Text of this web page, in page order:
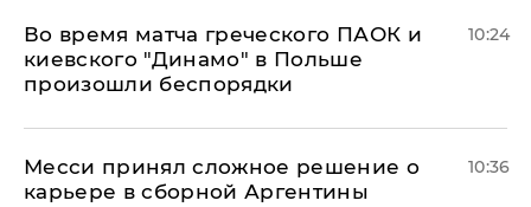
Во время матча греческого ПАОК и
киевского "Динамо" в Польше
произошли беспорядки
10:24
Месси принял сложное решение о
карьере в сборной Аргентины
10:36